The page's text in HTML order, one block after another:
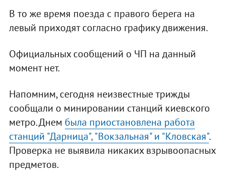
В то же время поезда с правого берега на
левый приходят согласно графику движения.
Официальных сообщений о ЧП на данный
момент нет.
Напомним, сегодня неизвестные трижды
сообщали о минировании станций киевского
метро. Днем была приостановлена работа
станций "Дарница", "Вокзальная" и "Кловская".
Проверка не выявила никаких взрывоопасных
предметов.